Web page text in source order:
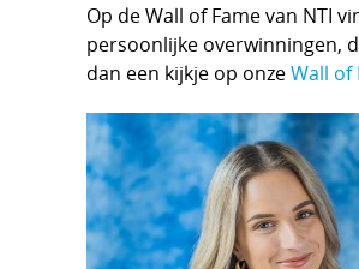
Op de Wall of Fame van NTI
persoonlijke overwinningen,
dan een kijkje op onzeWall of